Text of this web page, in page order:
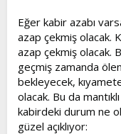
Eğer kabir azabı
azap çekmiş olacak.
azap çekmiş olacak.
geçmiş zamanda
bekleyecek,
olacak. Bu da
kabirdeki durum ne
güzel açıklıyor: